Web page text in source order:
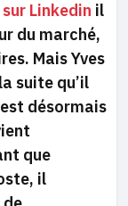
Linkedin il
du marché,
Mais Yves
suite qu’il
désormais
que
il